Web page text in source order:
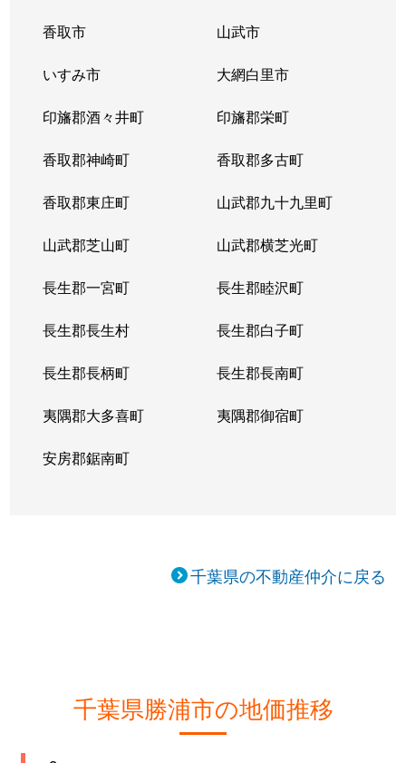
香取市 山武市
いすみ市 大網白里市
印旛郡酒々井町 印旛郡栄町
香取郡神崎町 香取郡多古町
香取郡東庄町 山武郡九十九里町
山武郡芝山町 山武郡横芝光町
長生郡一宮町 長生郡睦沢町
長生郡長生村 長生郡白子町
長生郡長柄町 長生郡長南町
夷隅郡大多喜町 夷隅郡御宿町
安房郡鋸南町
千葉県の不動産仲介に戻る
千葉県勝浦市の地価推移